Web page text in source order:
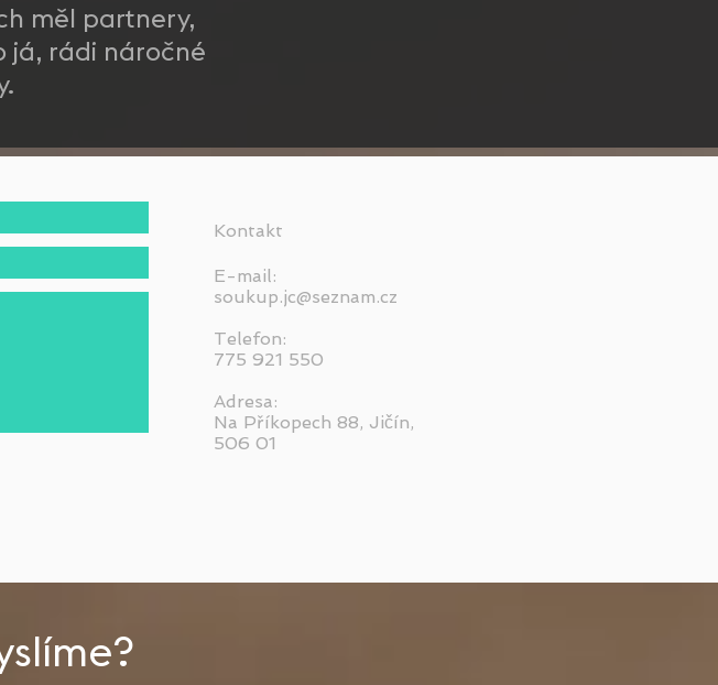
měl partnery,
já, rádi náročné
E-mail:
soukup.jc@seznam.cz
Telefon:
775 921 550
Adresa:
Na Příkopech 88, Jičín,
506 01
Kontakt